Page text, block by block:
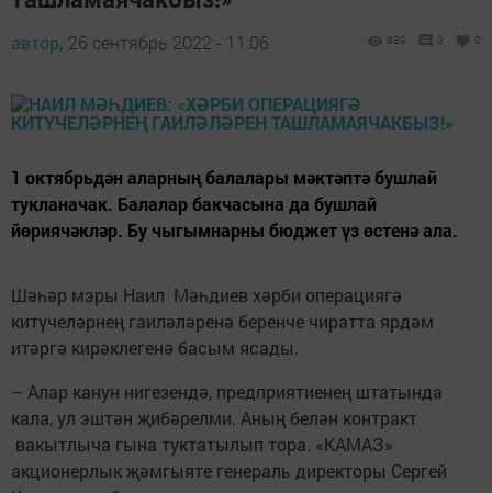
автор, 26 сентябрь 2022 - 11:06 889 0 0
1 октябрьдән аларның балалары мәктәптә бушлай
тукланачак. Балалар бакчасына да бушлай
йөриячәкләр. Бу чыгымнарны бюджет үз өстенә ала.
Шәһәр мэры Наил Мәһдиев хәрби операциягә
китүчеләрнең гаиләләренә беренче чиратта ярдәм
итәргә кирәклегенә басым ясады.
– Алар канун нигезендә, предприятиенең штатында
кала, ул эштән җибәрелми. Аның белән контракт
вакытлыча гына туктатылып тора. «КАМАЗ»
акционерлык җәмгыяте генераль директоры Сергей